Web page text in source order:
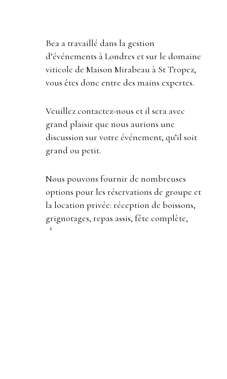
Bea a travaillé dans la gestion
d’événements à Londres et sur le domaine
viticole de Maison Mirabeau à St Tropez,
vous êtes donc entre des mains expertes.
Veuillez contactez-nous et il sera avec
grand plaisir que nous aurions une
discussion sur votre événement, qu’il soit
grand ou petit.
Nous pouvons fournir de nombreuses
options pour les réservations de groupe et
la location privée: réception de boissons,
grignotages, repas assis, fête complète,
alors contactez-nous.